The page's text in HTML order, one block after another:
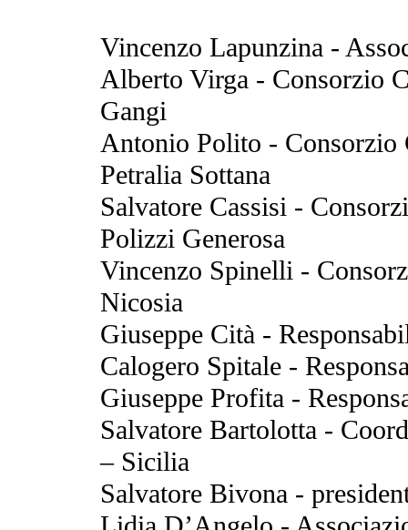
Vincenzo Lapunzina -
Alberto Virga - Consorzio
Gangi
Antonio Polito - Consorzio
Petralia Sottana
Salvatore Cassisi -
Polizzi Generosa
Vincenzo Spinelli -
Nicosia
Giuseppe Cità -
Calogero Spitale -
Giuseppe Profita -
Salvatore Bartolotta -
– Sicilia
Salvatore Bivona -